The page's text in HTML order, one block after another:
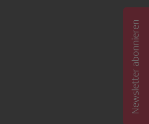
Newsletter abonnieren